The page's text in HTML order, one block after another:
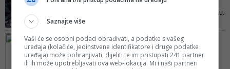
Ja sam ovu bitku dobio na olovku.
nakon presude, da govorimo
istinu. Ukazivali smo na propuste
MUP-a i Tužilaštva KS. Sada
FOTO/ SLUČAJ 'DŽENAN
MEMIĆ'
Muriz Memić predao
Saznajte više
Vaši će se osobni podaci obrađivati, a podatke s vašeg
uređaja (kolačiće, jedinstvene identifikatore i druge podatke
uređaja) može pohranjivati, dijeliti te im pristupati 241 partner
ili ih može upotrebljavati ova web-lokacija. Mi i naši partneri